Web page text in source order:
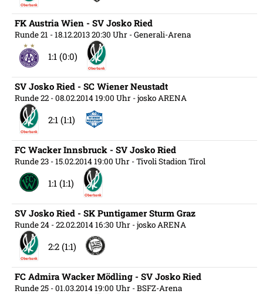
FK Austria Wien - SV Josko Ried
Runde 21 - 18.12.2013 20:30 Uhr - Generali-Arena
1:1 (0:0)
SV Josko Ried - SC Wiener Neustadt
Runde 22 - 08.02.2014 19:00 Uhr - josko ARENA
2:1 (1:1)
FC Wacker Innsbruck - SV Josko Ried
Runde 23 - 15.02.2014 19:00 Uhr - Tivoli Stadion Tirol
1:1 (1:1)
SV Josko Ried - SK Puntigamer Sturm Graz
Runde 24 - 22.02.2014 16:30 Uhr - josko ARENA
2:2 (1:1)
FC Admira Wacker Mödling - SV Josko Ried
Runde 25 - 01.03.2014 19:00 Uhr - BSFZ-Arena